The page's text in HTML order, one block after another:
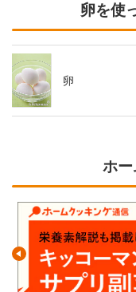
卵を使
卵
ホ